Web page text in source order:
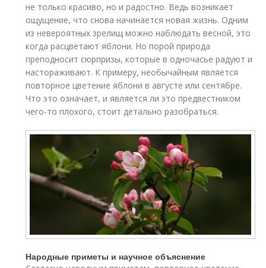
не только красиво, но и радостно. Ведь возникает
ощущение, что снова начинается новая жизнь. Одним
из невероятных зрелищ можно наблюдать весной, это
когда расцветают яблони. Но порой природа
преподносит сюрпризы, которые в одночасье радуют и
настораживают. К примеру, необычайным является
повторное цветение яблони в августе или сентябре.
Что это означает, и является ли это предвестником
чего-то плохого, стоит детально разобраться.
Народные приметы и научное объяснение